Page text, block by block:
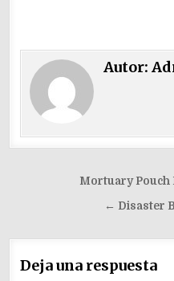
Autor:
Navegación
Mortuary Pouch
← Disaster
Deja una respuesta